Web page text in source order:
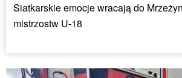
Siatkarskie emocje wracają do
mistrzostw U-18